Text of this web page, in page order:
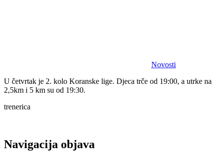
Novosti
U četvrtak je 2. kolo Koranske lige. Djeca trče od 19:00, a utrke na
2,5km i 5 km su od 19:30.
trenerica
Navigacija objava